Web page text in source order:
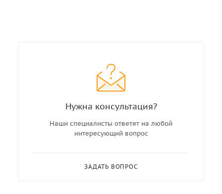
Нужна консультация?
Наши специалисты ответят на любой
интересующий вопрос
ЗАДАТЬ ВОПРОС